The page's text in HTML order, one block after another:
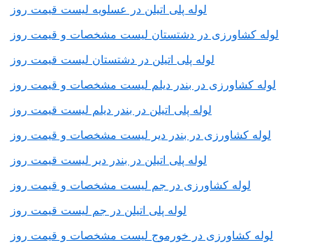
لوله پلی اتیلن در عسلویه لیست قیمت روز
لوله کشاورزی در دشتستان لیست مشخصات و قیمت روز
لوله پلی اتیلن در دشتستان لیست قیمت روز
لوله کشاورزی در بندر دیلم لیست مشخصات و قیمت روز
لوله پلی اتیلن در بندر دیلم لیست قیمت روز
لوله کشاورزی در بندر دیر لیست مشخصات و قیمت روز
لوله پلی اتیلن در بندر دیر لیست قیمت روز
لوله کشاورزی در جم لیست مشخصات و قیمت روز
لوله پلی اتیلن در جم لیست قیمت روز
لوله کشاورزی در خورموج لیست مشخصات و قیمت روز